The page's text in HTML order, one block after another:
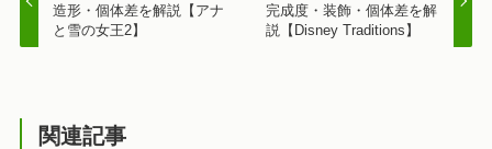
造形・個体差を解説【アナ
と雪の女王2】
完成度・装飾・個体差を解
説【Disney Traditions】
関連記事